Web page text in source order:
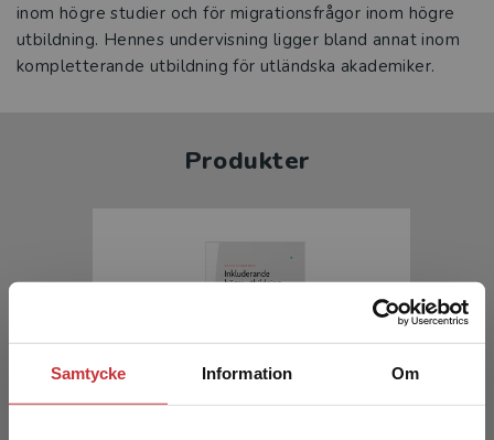
Samtycke Information Om
inom högre studier och för migrationsfrågor inom högre
utbildning. Hennes undervisning ligger bland annat inom
kompletterande utbildning för utländska akademiker.
Produkter